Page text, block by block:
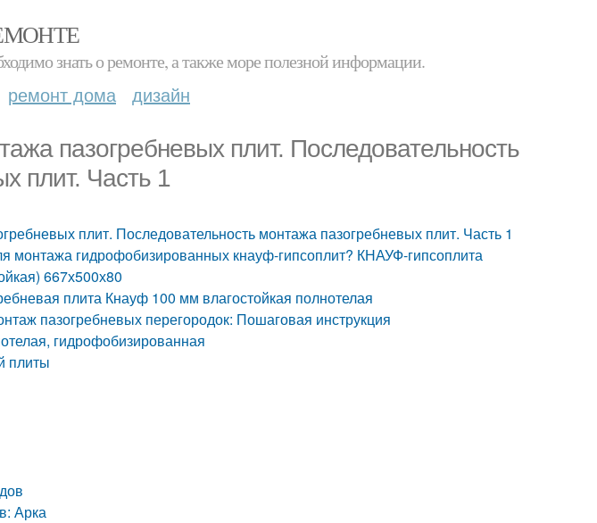
знать о ремонте, а также море полезной информации.
ремонт дома дизайн
пазогребневых плит. Последовательность
плит. Часть 1
плит. Последовательность монтажа пазогребневых плит. Часть 1
монтажа гидрофобизированных кнауф-гипсоплит? КНАУФ-гипсоплита
667х500х80
плита Кнауф 100 мм влагостойкая полнотелая
пазогребневых перегородок: Пошаговая инструкция
гидрофобизированная
плиты
Арка